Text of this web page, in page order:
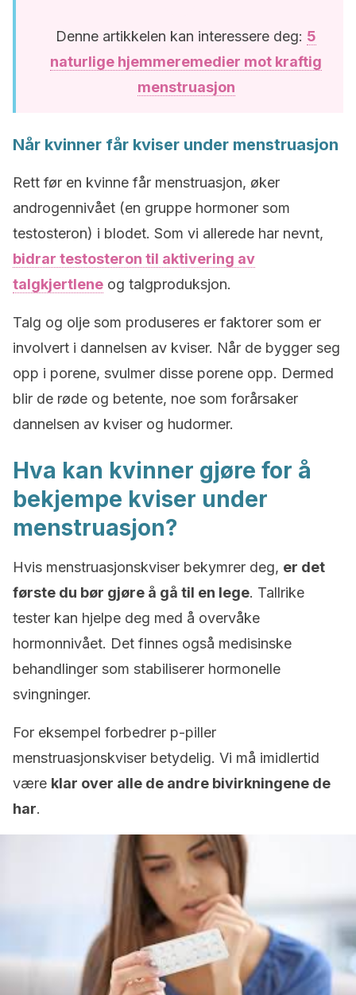
Denne artikkelen kan interessere deg: 5
naturlige hjemmeremedier mot kraftig
menstruasjon
Når kvinner får kviser under menstruasjon
Rett før en kvinne får menstruasjon, øker
androgennivået (en gruppe hormoner som
testosteron) i blodet. Som vi allerede har nevnt,
bidrar testosteron til aktivering av
talgkjertlene og talgproduksjon.
Talg og olje som produseres er faktorer som er
involvert i dannelsen av kviser. Når de bygger seg
opp i porene, svulmer disse porene opp. Dermed
blir de røde og betente, noe som forårsaker
dannelsen av kviser og hudormer.
Hva kan kvinner gjøre for å
bekjempe kviser under
menstruasjon?
Hvis menstruasjonskviser bekymrer deg, er det
første du bør gjøre å gå til en lege. Tallrike
tester kan hjelpe deg med å overvåke
hormonnivået. Det finnes også medisinske
behandlinger som stabiliserer hormonelle
svingninger.
For eksempel forbedrer p-piller
menstruasjonskviser betydelig. Vi må imidlertid
være klar over alle de andre bivirkningene de
har.